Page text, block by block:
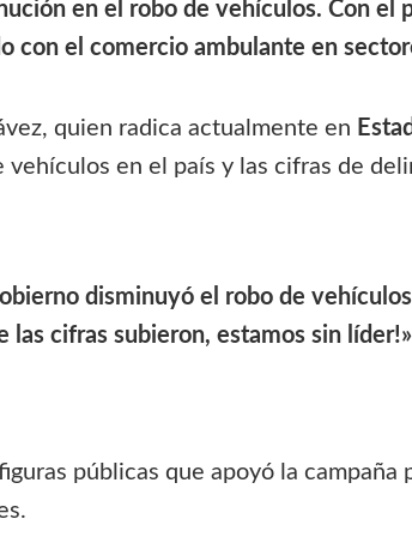
en el robo de vehículos. Con
con el comercio ambulante en
quien radica actualmente en
en el país y las cifras de
disminuyó el robo de
cifras subieron, estamos sin
públicas que apoyó la